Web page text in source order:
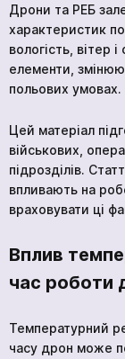
Дрони та РЕБ
характеристик
вологість, вітер
елементи,
польових умовах.
Цей матеріал
військових,
підрозділів.
впливають на
враховувати ці
Вплив
час роботи
Температурний
часу дрон може